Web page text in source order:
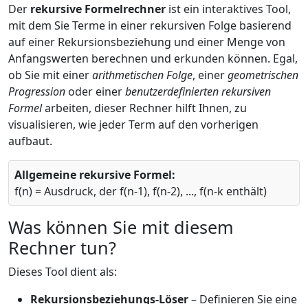
Der rekursive Formelrechner ist ein interaktives Tool,
mit dem Sie Terme in einer rekursiven Folge basierend
auf einer Rekursionsbeziehung und einer Menge von
Anfangswerten berechnen und erkunden können. Egal,
ob Sie mit einerarithmetischen Folge, einergeometrischen
Progression oder einerbenutzerdefinierten rekursiven
Formelarbeiten, dieser Rechner hilft Ihnen, zu
visualisieren, wie jeder Term auf den vorherigen
aufbaut.
Allgemeine rekursive Formel:
f(n) = Ausdruck, der f(n-1), f(n-2), ..., f(n-k enthält)
Was können Sie mit diesem
Rechner tun?
Dieses Tool dient als:
Rekursionsbeziehungs-Löser– Definieren Sie eine